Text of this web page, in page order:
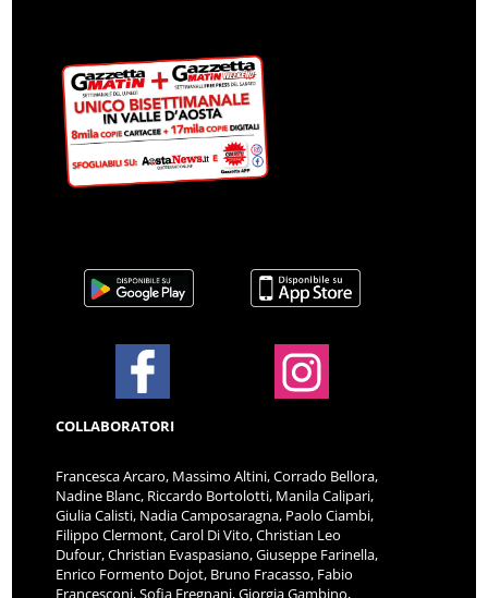
COLLABORATORI
Francesca Arcaro, Massimo Altini, Corrado Bellora,
Nadine Blanc, Riccardo Bortolotti, Manila Calipari,
Giulia Calisti, Nadia Camposaragna, Paolo Ciambi,
Filippo Clermont, Carol Di Vito, Christian Leo
Dufour, Christian Evaspasiano, Giuseppe Farinella,
Enrico Formento Dojot, Bruno Fracasso, Fabio